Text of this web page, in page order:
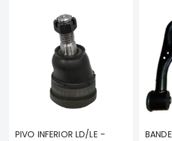
ECLIPSE
CROSS
Peças
Originais
Corola
PIVO INFERIOR LD/LE -